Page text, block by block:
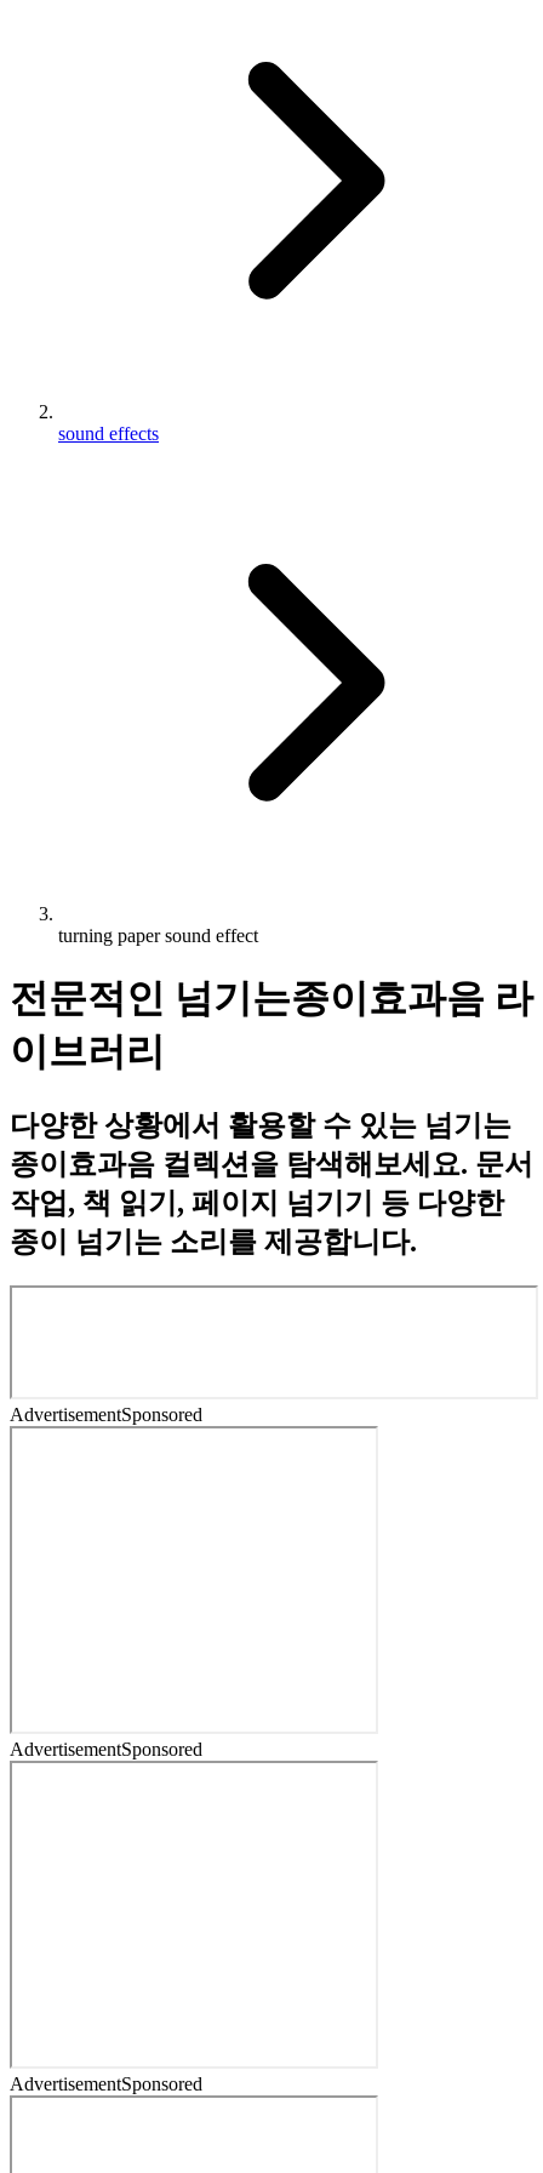
sound effects
turning paper sound effect
전문적인 넘기는종이효과음 라
이브러리
다양한 상황에서 활용할 수 있는 넘기는
종이효과음 컬렉션을 탐색해보세요. 문서
작업, 책 읽기, 페이지 넘기기 등 다양한
종이 넘기는 소리를 제공합니다.
AdvertisementSponsored
AdvertisementSponsored
AdvertisementSponsored